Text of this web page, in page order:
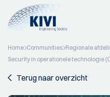
Home Communities Regionale
Security in operationele technologie
Terug naar overzicht